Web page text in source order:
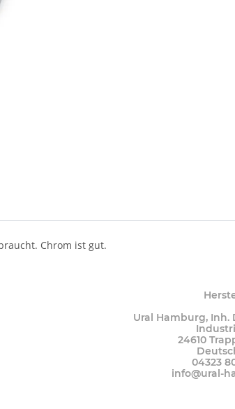
Chrom ist gut.
Ural Hamburg,
24610
04323
info@ural-